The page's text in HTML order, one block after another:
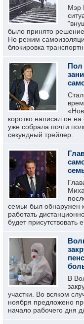
Мэр
было принято
Но режим
блокировка
Пол
коротко написал он на
уже собрала почти
секундный трейлер.
семьи был обнаружен
работать
будет присутствовать
В
участки. Во всяком
ноября предложено
начало рабочего дня